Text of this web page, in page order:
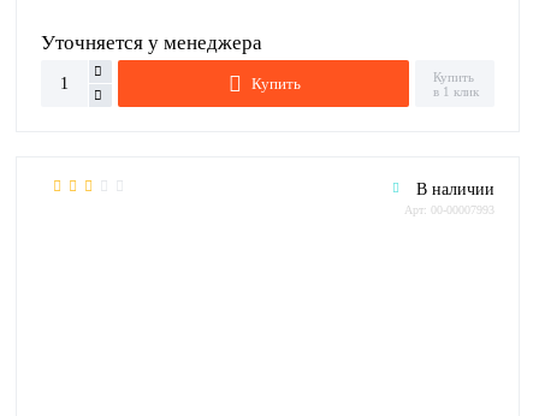
Уточняется у менеджера
Купить
Купить
в 1 клик
В наличии
Арт: 00-00007993